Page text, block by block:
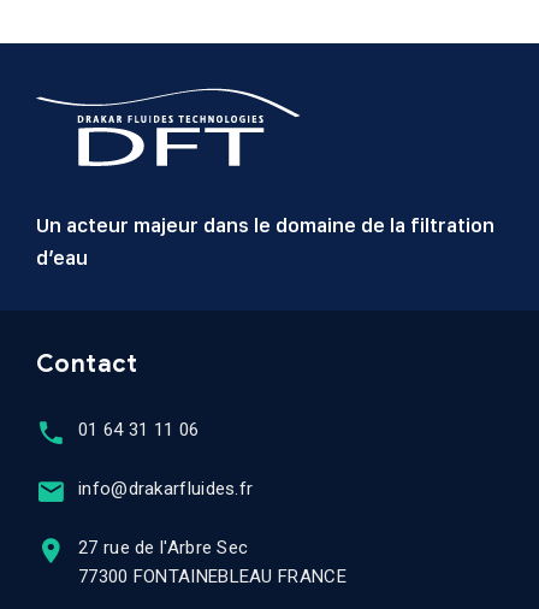
Un acteur majeur dans le domaine de la filtration
d’eau
Contact
01 64 31 11 06
info@drakarfluides.fr
27 rue de l'Arbre Sec
77300 FONTAINEBLEAU FRANCE